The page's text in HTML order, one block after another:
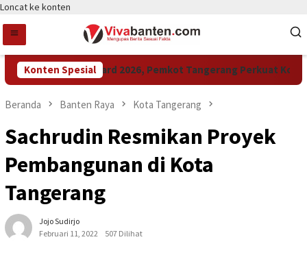
Loncat ke konten
Konten Spesial
Raih LPM Award 2026, Pemkot Tangerang Perkuat
Beranda Banten Raya Kota Tangerang
Sachrudin Resmikan Proyek
Pembangunan di Kota
Tangerang
Jojo Sudirjo
Februari 11, 2022
507 Dilihat